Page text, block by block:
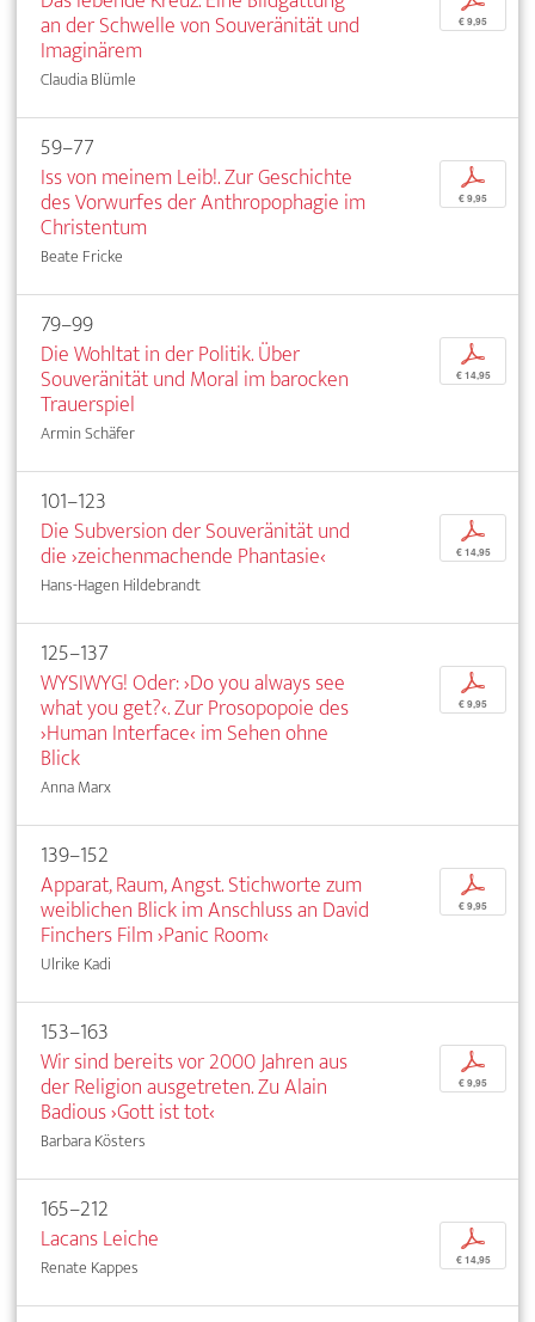
an der Schwelle von Souveränität und
Imaginärem
Claudia Blümle
€ 9,95
59–77
Iss von meinem Leib!. Zur Geschichte
des Vorwurfes der Anthropophagie im
Christentum
Beate Fricke
p
€ 9,95
79–99
Die Wohltat in der Politik. Über
Souveränität und Moral im barocken
Trauerspiel
Armin Schäfer
p
€ 14,95
101–123
Die Subversion der Souveränität und
die ›zeichenmachende Phantasie‹
Hans-Hagen Hildebrandt
p
€ 14,95
125–137
WYSIWYG! Oder: ›Do you always see
what you get?‹. Zur Prosopopoie des
›Human Interface‹ im Sehen ohne
Blick
Anna Marx
p
€ 9,95
139–152
Apparat, Raum, Angst. Stichworte zum
weiblichen Blick im Anschluss an David
Finchers Film ›Panic Room‹
Ulrike Kadi
p
€ 9,95
153–163
Wir sind bereits vor 2000 Jahren aus
der Religion ausgetreten. Zu Alain
Badious ›Gott ist tot‹
Barbara Kösters
p
€ 9,95
165–212
Lacans Leiche
Renate Kappes
p
€ 14,95